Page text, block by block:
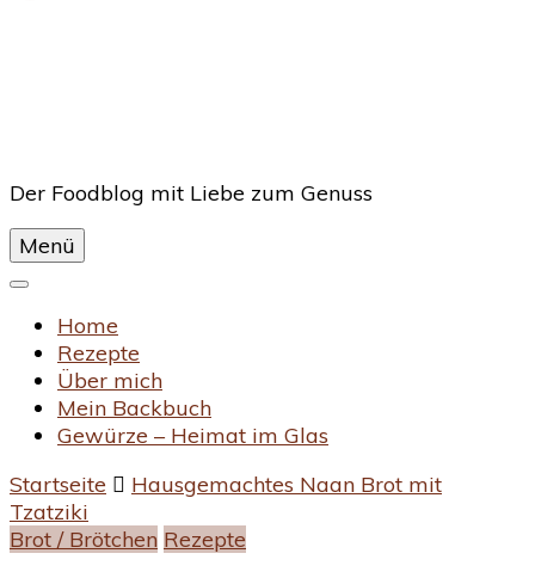
Der Foodblog mit Liebe zum Genuss
Menü
Home
Rezepte
Über mich
Mein Backbuch
Gewürze – Heimat im Glas
Startseite
Hausgemachtes Naan Brot mit
Tzatziki
Brot / Brötchen Rezepte